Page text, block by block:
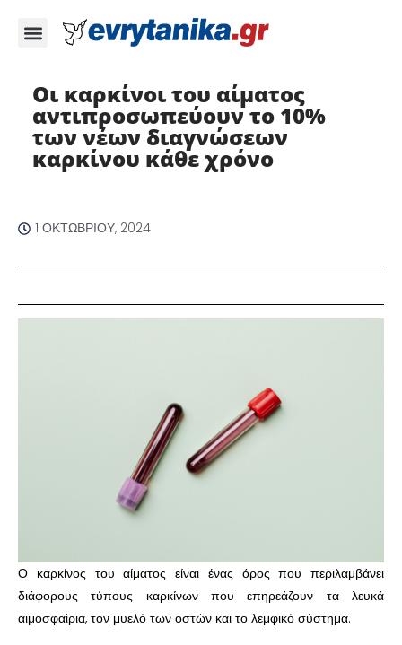
Oι καρκίνοι του αίματος
αντιπροσωπεύουν το 10%
των νέων διαγνώσεων
καρκίνου κάθε χρόνο
1 ΟΚΤΩΒΡΊΟΥ, 2024
Ο καρκίνος του αίματος είναι ένας όρος που περιλαμβάνει
διάφορους τύπους καρκίνων που επηρεάζουν τα λευκά
αιμοσφαίρια, τον μυελό των οστών και το λεμφικό σύστημα.